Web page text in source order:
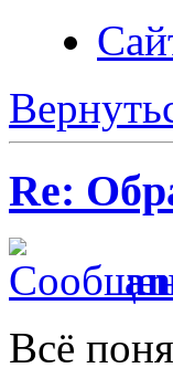
Re:
Всё